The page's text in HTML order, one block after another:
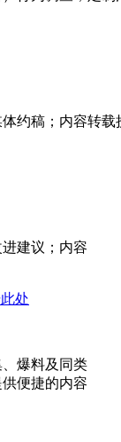
约稿；内容转载
建议；内容
处
爆料及同类
便捷的内容